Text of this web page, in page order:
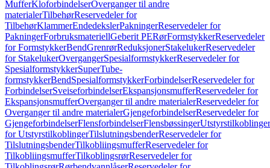
MufferKloforbindelserOverganger til andre
materialerTilbehørReservedeler for
TilbehørKlammerEndedekslerPakningerReservedeler for
PakningerForbruksmateriellGeberit PERørFormstykkerReservedeler
for FormstykkerBendGrenrørReduksjonerStakelukerReservedeler
for StakelukerOvergangerSpesialformstykkerReservedeler for
SpesialformstykkerSuperTube-
formstykkerBendSpesialformstykkerForbindelserReservedeler for
ForbindelserSveiseforbindelserEkspansjonsmufferReservedeler for
EkspansjonsmufferOverganger til andre materialerReservedeler for
Overganger til andre materialerGjengeforbindelserReservedeler for
GjengeforbindelserFlensforbindelserFlensbøssingerUtstyrstilkoblinger
for UtstyrstilkoblingerTilslutningsbenderReservedeler for
TilslutningsbenderTilkobliingsmufferReservedeler for
TilkobliingsmufferTilkoblingsrørReservedeler for